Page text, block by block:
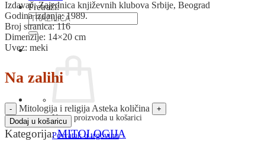
Pretraži:
Nema proizvoda u košarici
Povratak u trgovinu
Izdavač: Zajednica književnih klubova Srbije, Beograd
Godina izdanja: 1989.
Broj stranica: 116
Dimenzije: 14×20 cm
Uvez: meki
Na zalihi
Mitologija i religija Asteka količina
Dodaj u košaricu
Kategorija:MITOLOGIJA